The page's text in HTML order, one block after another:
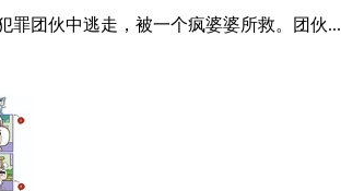
罪团伙中逃走，被一个疯婆婆所救。团伙...